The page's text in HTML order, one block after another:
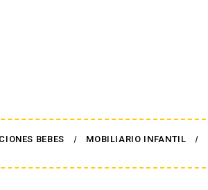
BEBES MOBILIARIO INFANTIL